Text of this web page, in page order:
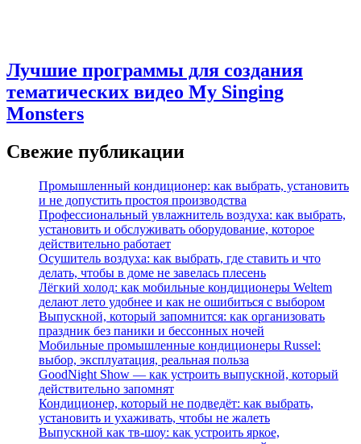
Лучшие программы для создания
тематических видео My Singing
Monsters
Свежие публикации
Промышленный кондиционер: как выбрать, установить
и не допустить простоя производства
Профессиональный увлажнитель воздуха: как выбрать,
установить и обслуживать оборудование, которое
действительно работает
Осушитель воздуха: как выбрать, где ставить и что
делать, чтобы в доме не завелась плесень
Лёгкий холод: как мобильные кондиционеры Weltem
делают лето удобнее и как не ошибиться с выбором
Выпускной, который запомнится: как организовать
праздник без паники и бессонных ночей
Мобильные промышленные кондиционеры Russel:
выбор, эксплуатация, реальная польза
GoodNight Show — как устроить выпускной, который
действительно запомнят
Кондиционер, который не подведёт: как выбрать,
установить и ухаживать, чтобы не жалеть
Выпускной как тв-шоу: как устроить яркое,